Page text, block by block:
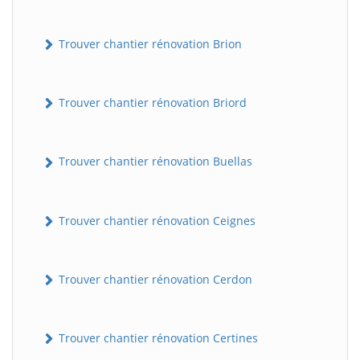
Trouver chantier rénovation Brion
Trouver chantier rénovation Briord
Trouver chantier rénovation Buellas
Trouver chantier rénovation Ceignes
Trouver chantier rénovation Cerdon
Trouver chantier rénovation Certines